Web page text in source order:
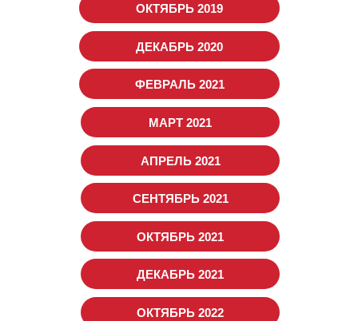
ОКТЯБРЬ 2019
ДЕКАБРЬ 2020
ФЕВРАЛЬ 2021
МАРТ 2021
АПРЕЛЬ 2021
СЕНТЯБРЬ 2021
ОКТЯБРЬ 2021
ДЕКАБРЬ 2021
ОКТЯБРЬ 2022